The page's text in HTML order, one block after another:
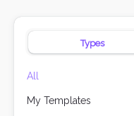
Types
All
My Templates